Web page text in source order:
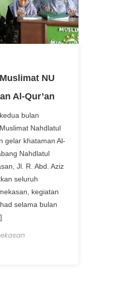
NU
Al-Qur’an
bulan
Nahdlatul
gelar khataman Al-
Nahdlatul
Jl. R. Abd. Aziz
seluruh
kegiatan
selama bulan